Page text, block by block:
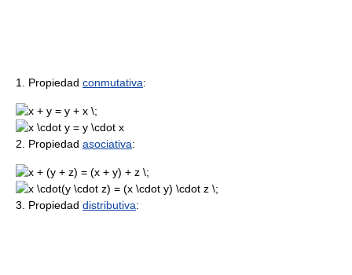
1. Propiedad conmutativa:
2. Propiedad asociativa:
3. Propiedad distributiva: